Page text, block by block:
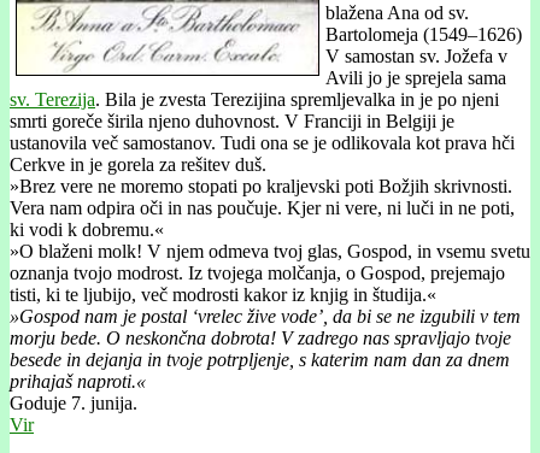
blažena Ana od sv.
Bartolomeja (1549–1626)
V samostan sv. Jožefa v
Avili jo je sprejela sama
sv. Terezija. Bila je zvesta Terezijina spremljevalka in je po njeni
smrti goreče širila njeno duhovnost. V Franciji in Belgiji je
ustanovila več samostanov. Tudi ona se je odlikovala kot prava hči
Cerkve in je gorela za rešitev duš.
»Brez vere ne moremo stopati po kraljevski poti Božjih skrivnosti.
Vera nam odpira oči in nas poučuje. Kjer ni vere, ni luči in ne poti,
ki vodi k dobremu.«
»O blaženi molk! V njem odmeva tvoj glas, Gospod, in vsemu svetu
oznanja tvojo modrost. Iz tvojega molčanja, o Gospod, prejemajo
tisti, ki te ljubijo, več modrosti kakor iz knjig in študija.«
»Gospod nam je postal ‘vrelec žive vode’, da bi se ne izgubili v tem
morju bede. O neskončna dobrota! V zadrego nas spravljajo tvoje
besede in dejanja in tvoje potrpljenje, s katerim nam dan za dnem
prihajaš naproti.«
Goduje 7. junija.
Vir